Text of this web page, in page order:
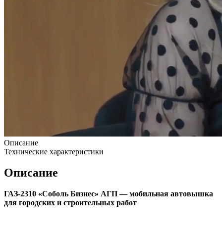
Описание
Технические характеристики
Описание
ГАЗ-2310 «Соболь Бизнес» АГП — мобильная автовышка
для городских и строительных работ